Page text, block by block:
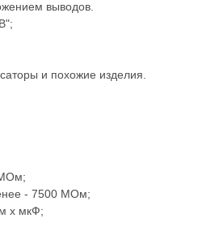
выводов.
и похожие изделия.
МОм;
- 7500 МОм;
x мкФ;